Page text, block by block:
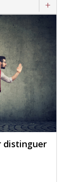
distinguer